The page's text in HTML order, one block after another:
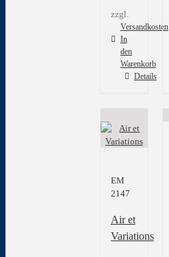
zzgl.
Versandkosten
In
den
Warenkorb
Details
EM
2147
Air et
Variations